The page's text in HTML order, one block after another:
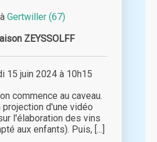
Gertwiller (67)
ZEYSSOLFF
juin 2024 à 10h15
commence au caveau.
projection d'une vidéo
l'élaboration des vins
aux enfants). Puis, [...]